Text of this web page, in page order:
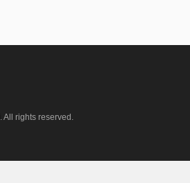
. All rights reserved.